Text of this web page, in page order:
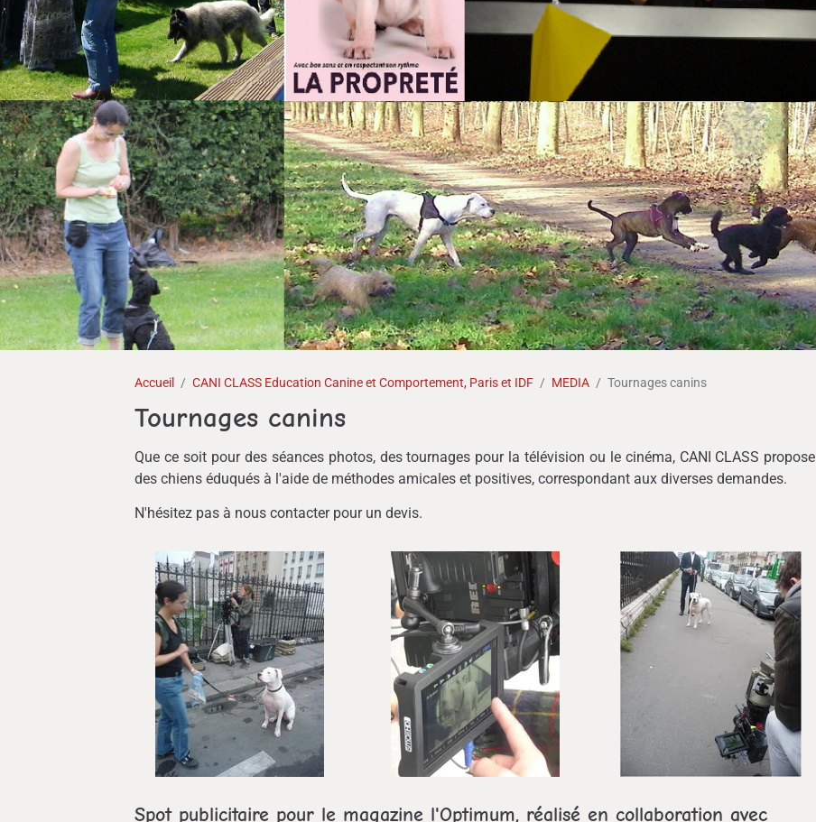
Accueil CANI CLASS Education Canine et Comportement, Paris et IDF MEDIA Tournages canins
Tournages canins
Que ce soit pour des séances photos, des tournages pour la télévision ou le cinéma, CANI CLASS propose
des chiens éduqués à l'aide de méthodes amicales et positives, correspondant aux diverses demandes.
N'hésitez pas à nous contacter pour un devis.
Spot publicitaire pour le magazine l'Optimum, réalisé en collaboration avec